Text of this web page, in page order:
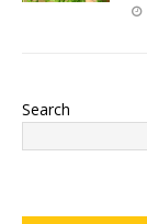
Search